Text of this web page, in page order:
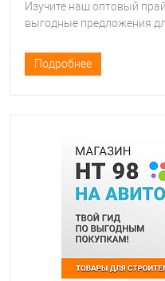
Изучите наш оптовый
выгодные предложения
Подробнее